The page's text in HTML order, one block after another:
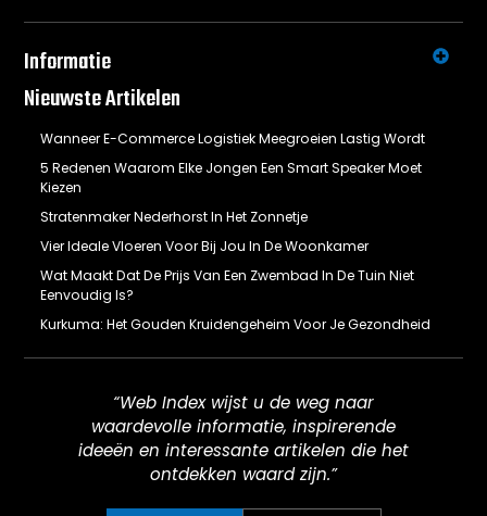
Informatie
Nieuwste Artikelen
Wanneer E-Commerce Logistiek Meegroeien Lastig Wordt
5 Redenen Waarom Elke Jongen Een Smart Speaker Moet
Kiezen
Stratenmaker Nederhorst In Het Zonnetje
Vier Ideale Vloeren Voor Bij Jou In De Woonkamer
Wat Maakt Dat De Prijs Van Een Zwembad In De Tuin Niet
Eenvoudig Is?
Kurkuma: Het Gouden Kruidengeheim Voor Je Gezondheid
“Web Index wijst u de weg naar
waardevolle informatie, inspirerende
ideeën en interessante artikelen die het
ontdekken waard zijn.”